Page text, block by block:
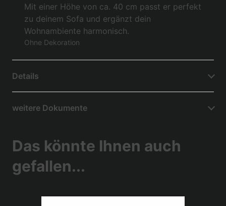
Mit einer Höhe von ca. 40 cm passt er perfekt
zu deinem Sofa und ergänzt dein
Wohnambiente harmonisch.
Ohne Dekoration
Details
weitere Dokumente
Das könnte Ihnen auch
gefallen...